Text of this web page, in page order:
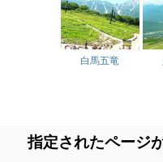
白馬五竜